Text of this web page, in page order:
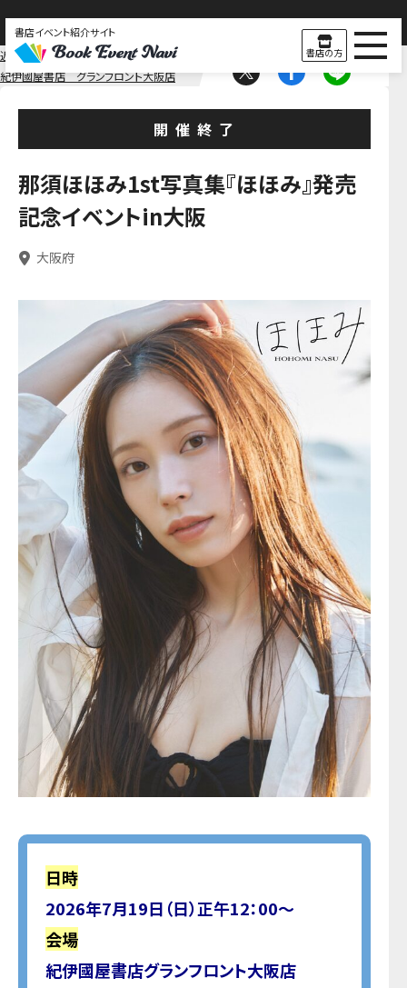
書店イベント紹介サイト
書店の方
近畿
大阪
紀伊國屋書店 グランフロント大阪店
開催終了
那須ほほみ1st写真集『ほほみ』発売
記念イベントin大阪
大阪府
日時
2026年7月19日（日）正午12：00～
会場
紀伊國屋書店グランフロント大阪店